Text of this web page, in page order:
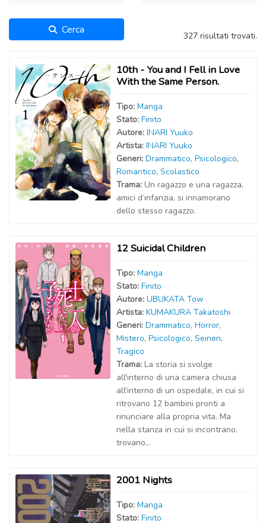
Cerca 327 risultati trovati.
10th - You and I Fell in Love
With the Same Person.
Tipo: Manga
Stato: Finito
Autore: INARI Yuuko
Artista: INARI Yuuko
Generi: Drammatico, Psicologico,
Romantico, Scolastico
Trama: Un ragazzo e una ragazza,
amici d’infanzia, si innamorano
dello stesso ragazzo.
12 Suicidal Children
Tipo: Manga
Stato: Finito
Autore: UBUKATA Tow
Artista: KUMAKURA Takatoshi
Generi: Drammatico, Horror,
Mistero, Psicologico, Seinen,
Tragico
Trama: La storia si svolge
all'interno di una camera chiusa
all'interno di un ospedale, in cui si
ritrovano 12 bambini pronti a
rinunciare alla propria vita. Ma
nella stanza in cui si incontrano,
trovano...
2001 Nights
Tipo: Manga
Stato: Finito